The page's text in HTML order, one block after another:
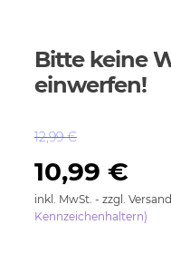
Freche
Bayrische
Kölsche
Ruhrpott
Bitte keine
einwerfen!
12,99€
Ursprünglicher
Preis
war:
10,99 €
ist:
inkl. MwSt. - zzgl. Versand
Kennzeichenhaltern)